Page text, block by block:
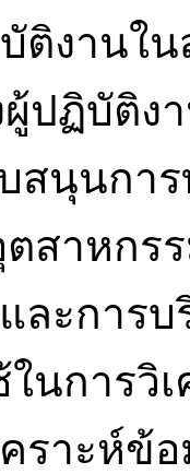
ติงานใ
ปฏิบัติง
สนุนกา
ตสาหก
ละการบ
นการวิ
ราะห์ข้